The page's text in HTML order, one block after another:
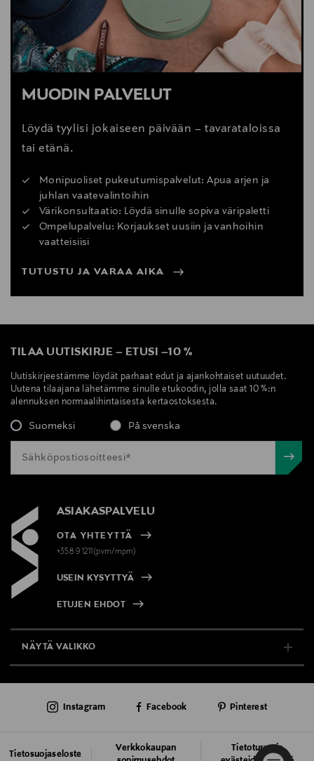
MUODIN PALVELUT
Löydä tyylisi jokaiseen päivään – tavarataloissa
tai etänä.
Monipuoliset pukeutumispalvelut: Apua arjen ja
juhlan vaatevalintoihin
Värikonsultaatio: Löydä sinulle sopiva väripaletti
Ompelupalvelu: Korjaukset uusiin ja vanhoihin
vaatteisiisi
TUTUSTU JA VARAA AIKA
TILAA UUTISKIRJE – ETUSI –10 %
Uutiskirjeestämme löydät parhaat edut ja ajankohtaiset uutuudet.
Uutena tilaajana lähetämme sinulle etukoodin, jolla saat 10 %:n
alennuksen normaalihintaisesta kertaostoksesta.
Suomeksi På svenska
ASIAKASPALVELU
OTA YHTEYTTÄ
+358 9 1211(pvm/mpm)
USEIN KYSYTTYÄ
ETUJEN EHDOT
NÄYTÄ VALIKKO
AJANKOHTAISTA
Tietosuojaseloste
Verkkokaupan
Tietoturva ja
Instagram Facebook Pinterest